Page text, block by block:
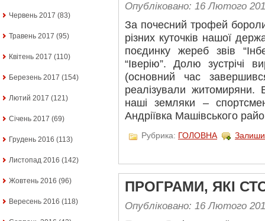
Червень 2017 (83)
Травень 2017 (95)
Квітень 2017 (110)
Березень 2017 (154)
Лютий 2017 (121)
Січень 2017 (69)
Грудень 2016 (113)
Листопад 2016 (142)
Жовтень 2016 (96)
Вересень 2016 (118)
Опубліковано: 16 Лютого
За почесний трофей
різних куточків нашої
поєдинку жереб звів
“Іверію”. Долю зустрічі
(основний час
реалізували житомиряни.
наші земляки –
Андріївка Машівського
Рубрика: ГОЛОВНА
ПРОГРАМИ, ЯКІ
Опубліковано: 16 Лютого